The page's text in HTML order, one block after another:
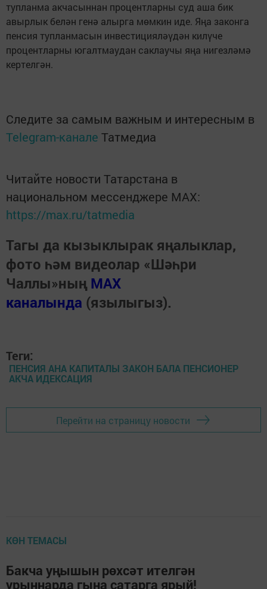
тупланма акчасыннан процентларны суд аша бик
авырлык белән генә алырга мөмкин иде. Яңа законга
пенсия тупланмасын инвестицияләүдән килүче
процентларны югалтмаудан саклаучы яңа нигезләмә
кертелгән.
Следите за самым важным и интересным в
Telegram-канале Татмедиа
Читайте новости Татарстана в
национальном мессенджере MАХ:
https://max.ru/tatmedia
Тагы да кызыклырак яңалыклар,
фото һәм видеолар «Шәһри
Чаллы»ның MAX
каналында (язылыгыз).
Теги:
ПЕНСИЯ АНА КАПИТАЛЫ ЗАКОН БАЛА ПЕНСИОНЕР
АКЧА ИДЕКСАЦИЯ
Перейти на страницу новости
КӨН ТЕМАСЫ
Бакча уңышын рөхсәт ителгән
урыннарда гына сатарга ярый!